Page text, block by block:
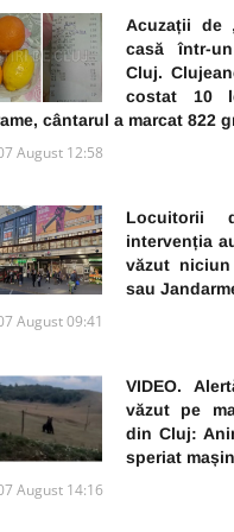
Acuzații de
casă într-
Cluj.
costat 10
cântarul a marcat 822
August 12:58
Locuitorii
intervenția
văzut
sau
August 09:41
VIDEO.
văzut pe
din Cluj:
speriat
August 14:16